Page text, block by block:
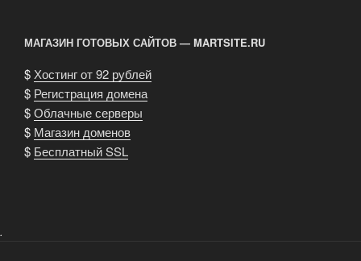
МАГАЗИН ГОТОВЫХ САЙТОВ — MARTSITE.RU
$ Хостинг от 92 рублей
$ Регистрация домена
$Облачные серверы
$ Магазин доменов
$ Бесплатный SSL
.